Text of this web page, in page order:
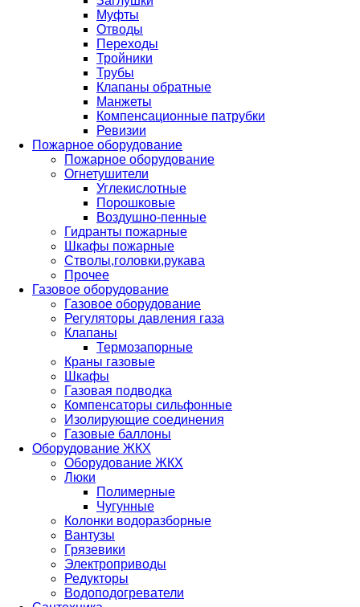
Муфты
Отводы
Переходы
Тройники
Трубы
Клапаны обратные
Манжеты
Компенсационные патрубки
Ревизии
Пожарное оборудование
Пожарное оборудование
Огнетушители
Углекислотные
Порошковые
Воздушно-пенные
Гидранты пожарные
Шкафы пожарные
Стволы,головки,рукава
Прочее
Газовое оборудование
Газовое оборудование
Регуляторы давления газа
Клапаны
Термозапорные
Краны газовые
Шкафы
Газовая подводка
Компенсаторы сильфонные
Изолирующие соединения
Газовые баллоны
Оборудование ЖКХ
Оборудование ЖКХ
Люки
Полимерные
Чугунные
Колонки водоразборные
Вантузы
Грязевики
Электроприводы
Редукторы
Водоподогреватели